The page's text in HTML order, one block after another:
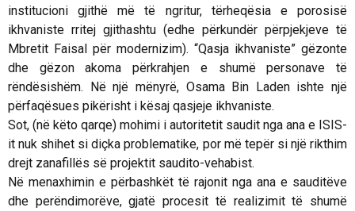
institucioni gjithë më të ngritur, tërheqësia e porosisë
ikhvaniste rritej gjithashtu (edhe përkundër përpjekjeve të
Mbretit Faisal për modernizim). “Qasja ikhvaniste” gëzonte
dhe gëzon akoma përkrahjen e shumë personave të
rëndësishëm. Në një mënyrë, Osama Bin Laden ishte një
përfaqësues pikërisht i kësaj qasjeje ikhvaniste.
Sot, (në këto qarqe) mohimi i autoritetit saudit nga ana e ISIS-
it nuk shihet si diçka problematike, por më tepër si një rikthim
drejt zanafillës së projektit saudito-vehabist.
Në menaxhimin e përbashkët të rajonit nga ana e sauditëve
dhe perëndimorëve, gjatë procesit të realizimit të shumë